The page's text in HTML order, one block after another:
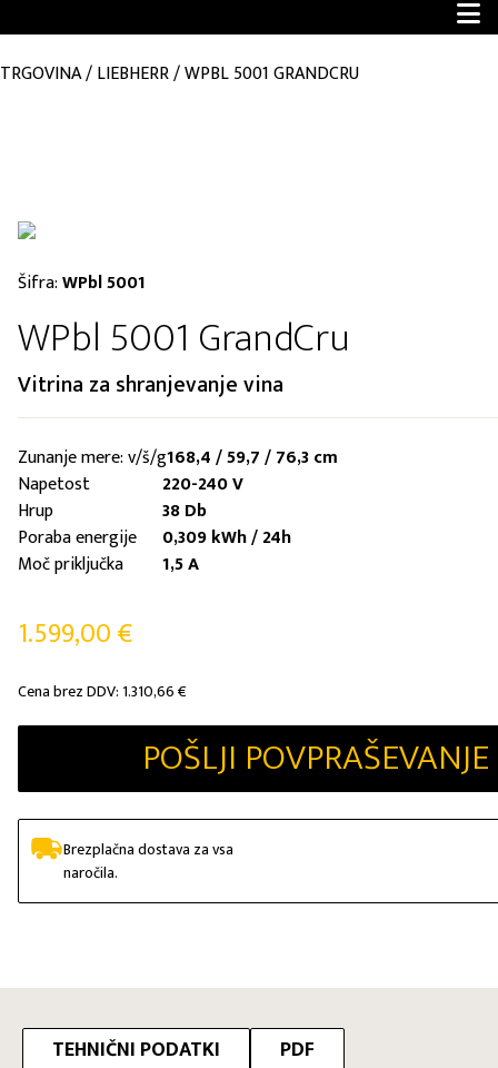
TRGOVINA/LIEBHERR/WPBL 5001 GRANDCRU
Šifra:WPbl 5001
WPbl 5001 GrandCru
Vitrina za shranjevanje vina
Zunanje mere: v/š/g168,4 / 59,7 / 76,3 cm
Napetost
220-240 V
Hrup
38 Db
Poraba energije
0,309 kWh / 24h
Moč priključka
1,5 A
1.599,00€
Cena brez DDV: 1.310,66€
POŠLJI POVPRAŠEVANJE
Brezplačna dostava za vsa
naročila.
TEHNIČNI PODATKI PDF